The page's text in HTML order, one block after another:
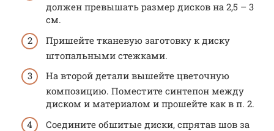
должен превышать размер дисков на 2,5 – 3
см.
Пришейте тканевую заготовку к диску
штопальными стежками.
На второй детали вышейте цветочную
композицию. Поместите синтепон между
диском и материалом и прошейте как в п. 2.
Соедините обшитые диски, спрятав шов за